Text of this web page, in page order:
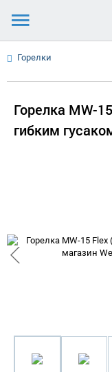
Горелки
Горелка MW-
гибким